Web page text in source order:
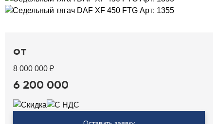
от
8 000 000 ₽
6 200 000